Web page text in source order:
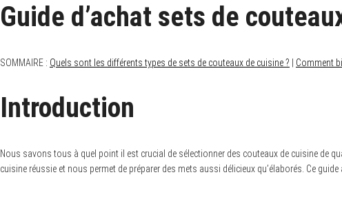
Guide d’achat sets de
SOMMAIRE : Quels sont les différents types de sets de couteaux de cuisine ? Comment
Introduction
Nous savons tous à quel point il est crucial de sélectionner des couteaux de cuisine de
cuisine réussie et nous permet de préparer des mets aussi délicieux qu’élaborés. Ce